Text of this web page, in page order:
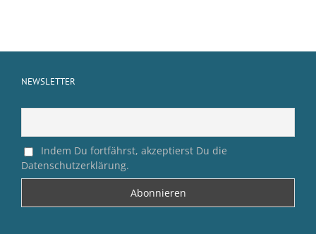
NEWSLETTER
Indem Du fortfährst, akzeptierst Du die
Datenschutzerklärung.